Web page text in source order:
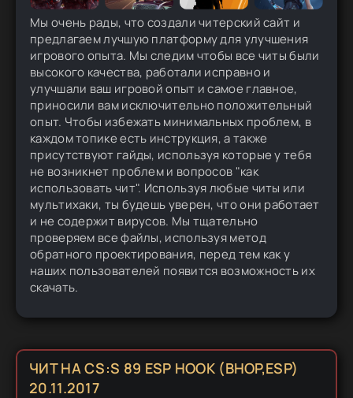
Мы очень рады, что создали читерский сайт и
предлагаем лучшую платформу для улучшения
игрового опыта. Мы следим чтобы все читы были
высокого качества, работали исправно и
улучшали ваш игровой опыт и самое главное,
приносили вам исключительно положительный
опыт. Чтобы избежать минимальных проблем, в
каждом топике есть инструкция, а также
присутствуют гайды, используя которые у тебя
не возникнет проблем и вопросов "как
использовать чит". Используя любые читы или
мультихаки, ты будешь уверен, что они работает
и не содержит вирусов. Мы тщательно
проверяем все файлы, используя метод
обратного проектирования, перед тем как у
наших пользователей появится возможность их
скачать.
ЧИТ НА CS:S 89 ESP HOOK (BHOP,ESP)
20.11.2017